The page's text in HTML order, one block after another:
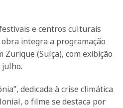
e centros culturais
integra a programação
Zurique (Suíça), com exibição
julho.
dedicada à crise climática
o filme se destaca por